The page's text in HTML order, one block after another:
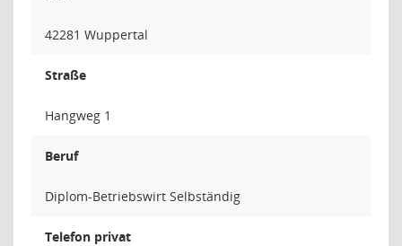
42281 Wuppertal
Straße
Hangweg 1
Beruf
Diplom-Betriebswirt Selbständig
Telefon privat